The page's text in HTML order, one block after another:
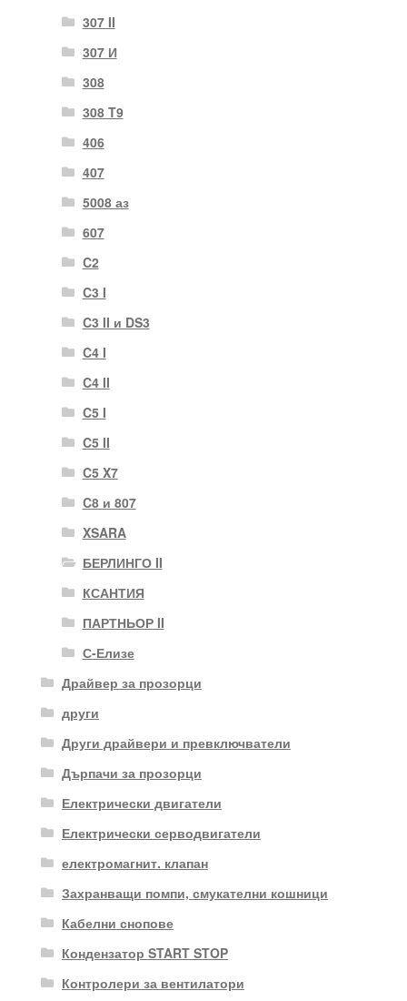
307 II
307 И
308
308 T9
406
407
5008 аз
607
C2
C3 I
C3 II и DS3
C4 I
C4 II
C5 I
C5 II
C5 X7
C8 и 807
XSARA
БЕРЛИНГО II
КСАНТИЯ
ПАРТНЬОР II
С-Елизе
Драйвер за прозорци
други
Други драйвери и превключватели
Дърпачи за прозорци
Електрически двигатели
Електрически серводвигатели
електромагнит. клапан
Захранващи помпи, смукателни кошници
Кабелни снопове
Кондензатор START STOP
Контролери за вентилатори